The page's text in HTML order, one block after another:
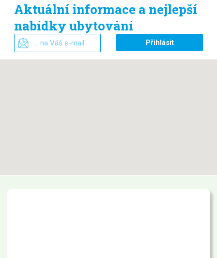
Aktuální informace a nejlepší
nabídky ubytování